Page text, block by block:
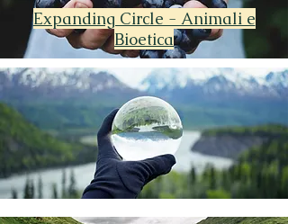
Expanding Circle - Animali e
Bioetica